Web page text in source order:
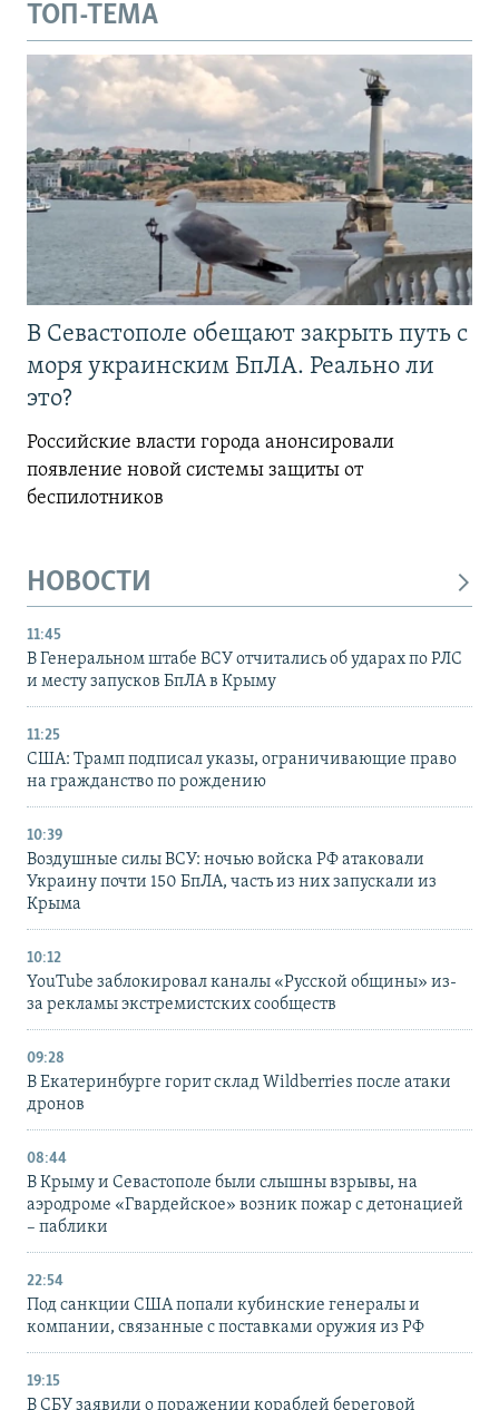
ТОП-ТЕМА
В Севастополе обещают закрыть путь с
моря украинским БпЛА. Реально ли
это?
Российские власти города анонсировали
появление новой системы защиты от
беспилотников
НОВОСТИ
11:45
В Генеральном штабе ВСУ отчитались об ударах по РЛС
и месту запусков БпЛА в Крыму
11:25
США: Трамп подписал указы, ограничивающие право
на гражданство по рождению
10:39
Воздушные силы ВСУ: ночью войска РФ атаковали
Украину почти 150 БпЛА, часть из них запускали из
Крыма
10:12
YouTube заблокировал каналы «Русской общины» из-
за рекламы экстремистских сообществ
09:28
В Екатеринбурге горит склад Wildberries после атаки
дронов
08:44
В Крыму и Севастополе были слышны взрывы, на
аэродроме «Гвардейское» возник пожар с детонацией
– паблики
22:54
Под санкции США попали кубинские генералы и
компании, связанные с поставками оружия из РФ
19:15
В СБУ заявили о поражении кораблей береговой